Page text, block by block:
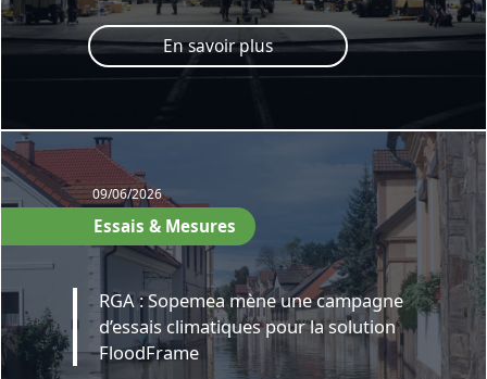
En savoir plus
09/06/2026
Essais & Mesures
RGA : Sopemea mène une campagne
d’essais climatiques pour la solution
FloodFrame